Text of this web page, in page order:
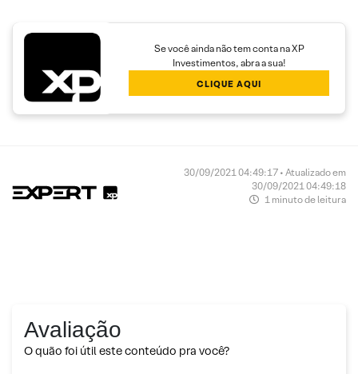
Se você ainda não tem conta na XP
Investimentos, abra a sua!
CLIQUE AQUI
30/09/2021 04:49:17 • Atualizado em
30/09/2021 04:49:18
1 minuto de leitura
Avaliação
O quão foi útil este conteúdo pra você?